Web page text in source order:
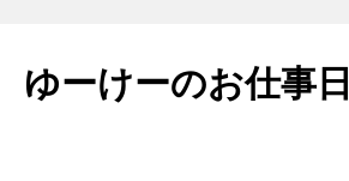
ゆーけーのお仕事